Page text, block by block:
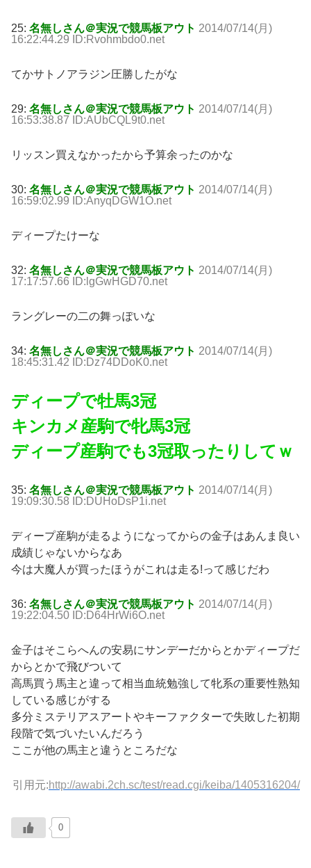
25: 名無しさん＠実況で競馬板アウト 2014/07/14(月)
16:22:44.29 ID:Rvohmbdo0.net
てかサトノアラジン圧勝したがな
29: 名無しさん＠実況で競馬板アウト 2014/07/14(月)
16:53:38.87 ID:AUbCQL9t0.net
リッスン買えなかったから予算余ったのかな
30: 名無しさん＠実況で競馬板アウト 2014/07/14(月)
16:59:02.99 ID:AnyqDGW1O.net
ディープたけーな
32: 名無しさん＠実況で競馬板アウト 2014/07/14(月)
17:17:57.66 ID:lgGwHGD70.net
ラングレーの二の舞っぽいな
34: 名無しさん＠実況で競馬板アウト 2014/07/14(月)
18:45:31.42 ID:Dz74DDoK0.net
ディープで牡馬3冠
キンカメ産駒で牝馬3冠
ディープ産駒でも3冠取ったりしてｗ
35: 名無しさん＠実況で競馬板アウト 2014/07/14(月)
19:09:30.58 ID:DUHoDsP1i.net
ディープ産駒が走るようになってからの金子はあんま良い
成績じゃないからなあ
今は大魔人が買ったほうがこれは走る!って感じだわ
36: 名無しさん＠実況で競馬板アウト 2014/07/14(月)
19:22:04.50 ID:D64HrWi6O.net
金子はそこらへんの安易にサンデーだからとかディープだ
からとかで飛びついて
高馬買う馬主と違って相当血統勉強して牝系の重要性熟知
している感じがする
多分ミステリアスアートやキーファクターで失敗した初期
段階で気づいたいんだろう
ここが他の馬主と違うところだな
引用元:http://awabi.2ch.sc/test/read.cgi/keiba/1405316204/
0